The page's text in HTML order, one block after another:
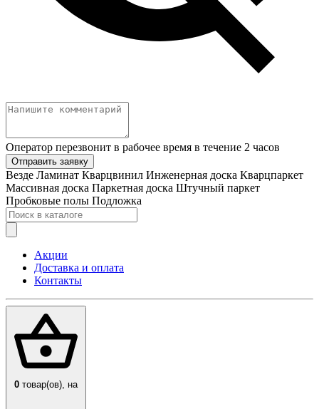
Оператор перезвонит в рабочее время в течение 2 часов
Отправить заявку
Везде Ламинат Кварцвинил Инженерная доска Кварцпаркет
Массивная доска Паркетная доска Штучный паркет
Пробковые полы Подложка
Акции
Доставка и оплата
Контакты
0 товар(ов), на